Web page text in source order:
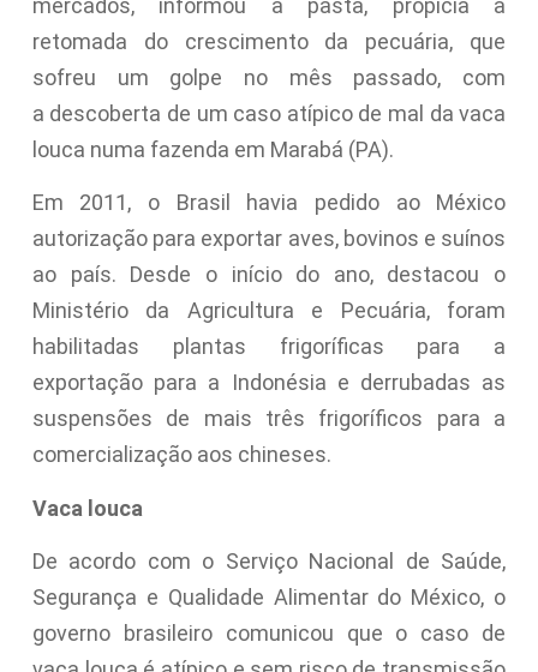
mercados, informou a pasta, propicia a
retomada do crescimento da pecuária, que
sofreu um golpe no mês passado, com
a descoberta de um caso atípico de mal da vaca
louca numa fazenda em Marabá (PA).
Em 2011, o Brasil havia pedido ao México
autorização para exportar aves, bovinos e suínos
ao país. Desde o início do ano, destacou o
Ministério da Agricultura e Pecuária, foram
habilitadas plantas frigoríficas para a
exportação para a Indonésia e derrubadas as
suspensões de mais três frigoríficos para a
comercialização aos chineses.
Vaca louca
De acordo com o Serviço Nacional de Saúde,
Segurança e Qualidade Alimentar do México, o
governo brasileiro comunicou que o caso de